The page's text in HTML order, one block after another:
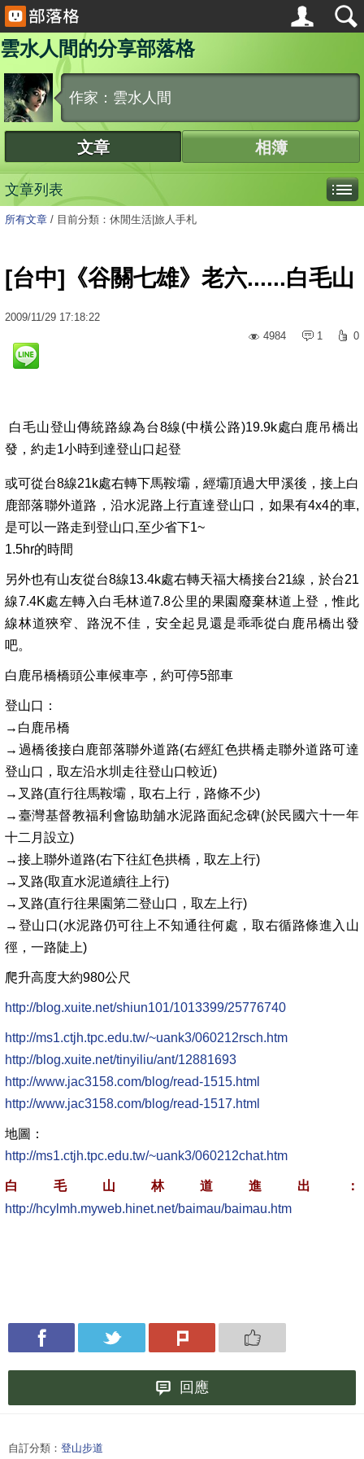
雲水人間的分享部落格
作家：雲水人間
文章 相簿
文章列表
所有文章 / 目前分類：休閒生活|旅人手札
[台中]《谷關七雄》老六......白毛山
2009/11/29 17:18:22
4984
1 0
白毛山登山傳統路線為台8線(中橫公路)19.9k處白鹿吊橋出
發，約走1小時到達登山口起登
或可從台8線21k處右轉下馬鞍壩，經壩頂過大甲溪後，接上白
鹿部落聯外道路，沿水泥路上行直達登山口，如果有4x4的車,
是可以一路走到登山口,至少省下1~
1.5hr的時間
另外也有山友從台8線13.4k處右轉天福大橋接台21線，於台21
線7.4K處左轉入白毛林道7.8公里的果園廢棄林道上登，惟此
線林道狹窄、路況不佳，安全起見還是乖乖從白鹿吊橋出發
吧。
白鹿吊橋橋頭公車候車亭，約可停5部車
登山口：
→白鹿吊橋
→過橋後接白鹿部落聯外道路(右經紅色拱橋走聯外道路可達
登山口，取左沿水圳走往登山口較近)
→叉路(直行往馬鞍壩，取右上行，路條不少)
→臺灣基督教福利會協助舖水泥路面紀念碑(於民國六十一年
十二月設立)
→接上聯外道路(右下往紅色拱橋，取左上行)
→叉路(取直水泥道續往上行)
→叉路(直行往果園第二登山口，取左上行)
→登山口(水泥路仍可往上不知通往何處，取右循路條進入山
徑，一路陡上)
爬升高度大約980公尺
http://blog.xuite.net/shiun101/1013399/25776740
http://ms1.ctjh.tpc.edu.tw/~uank3/060212rsch.htm
http://blog.xuite.net/tinyiliu/ant/12881693
http://www.jac3158.com/blog/read-1515.html
http://www.jac3158.com/blog/read-1517.html
地圖：
http://ms1.ctjh.tpc.edu.tw/~uank3/060212chat.htm
白毛山林道進出：
http://hcylmh.myweb.hinet.net/baimau/baimau.htm
回應
自訂分類： 登山步道